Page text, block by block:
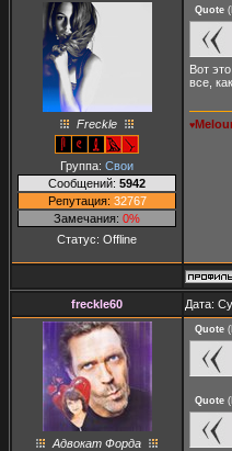
Freckle
Группа: Свои
Сообщений: 5942
Репутация: 32767
Замечания: 0%
Статус: Offline
Quote (
Вот
все,
♥
freckle60 Дата:
Адвокат Форда
Quote (
Quote (